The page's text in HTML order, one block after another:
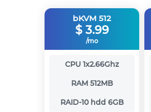
bKVM 512
$ 3.99
/mo
CPU 1x2.66Ghz
RAM 512MB
RAID-10 hdd 6GB